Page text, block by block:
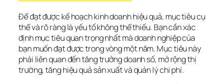
Để đạt được kế hoạch kinh doanh hiệu quả, mục tiêu cụ
thể và rõ ràng là yếu tố không thể thiếu. Bạn cần xác
định mục tiêu quan trọng nhất mà doanh nghiệp của
bạn muốn đạt được trong vòng một năm. Mục tiêu này
phải liên quan đến tăng trưởng doanh số, mở rộng thị
trường, tăng hiệu quả sản xuất và quản lý chi phí.